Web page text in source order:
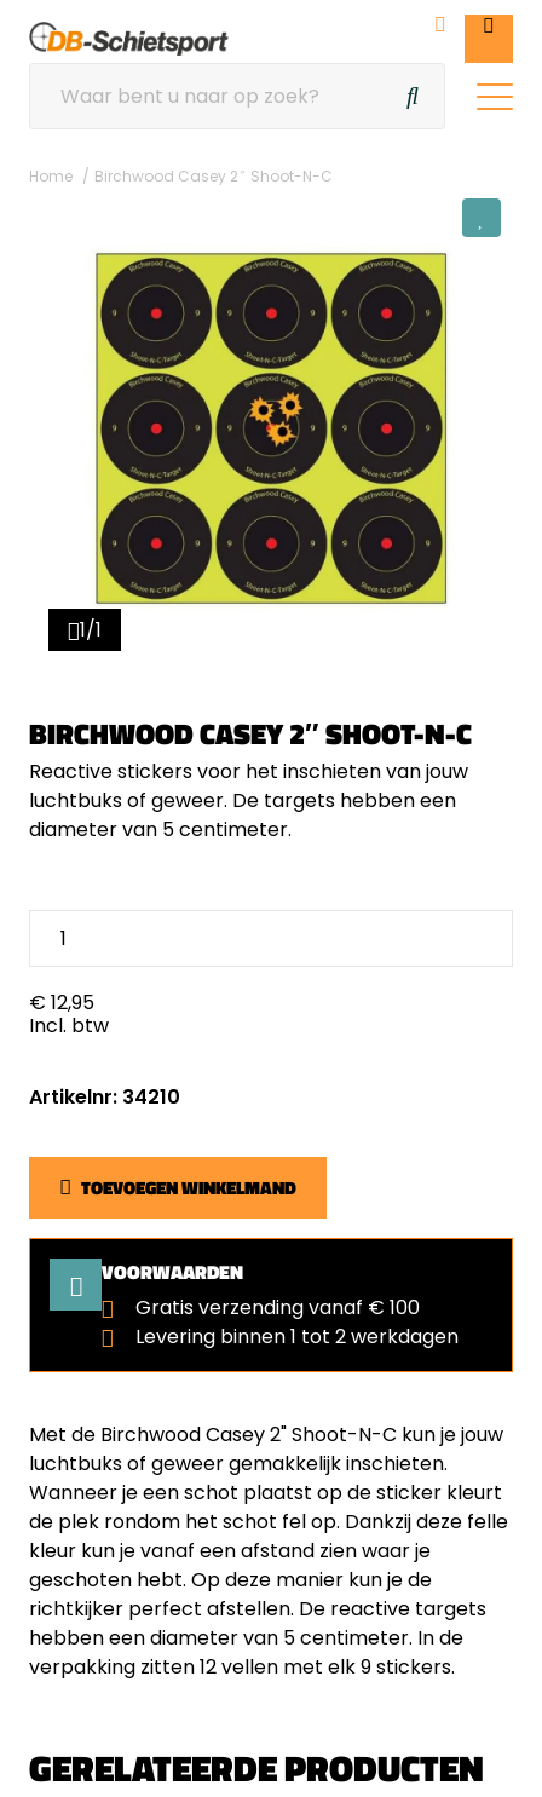
Home Birchwood Casey 2″ Shoot-N-C
Met de Birchwood Casey 2" Shoot-N-C kun je jouw
luchtbuks of geweer gemakkelijk inschieten.
Wanneer je een schot plaatst op de sticker kleurt
de plek rondom het schot fel op. Dankzij deze felle
kleur kun je vanaf een afstand zien waar je
geschoten hebt. Op deze manier kun je de
richtkijker perfect afstellen. De reactive targets
hebben een diameter van 5 centimeter. In de
verpakking zitten 12 vellen met elk 9 stickers.
1/1
BIRCHWOOD CASEY 2″ SHOOT-N-C
Reactive stickers voor het inschieten van jouw
luchtbuks of geweer. De targets hebben een
diameter van 5 centimeter.
€ 12,95
Incl. btw
Artikelnr: 34210
TOEVOEGEN WINKELMAND
VOORWAARDEN
Gratis verzending vanaf € 100
Levering binnen 1 tot 2 werkdagen
GERELATEERDE PRODUCTEN